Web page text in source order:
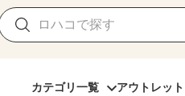
カテゴリ一覧 アウトレット